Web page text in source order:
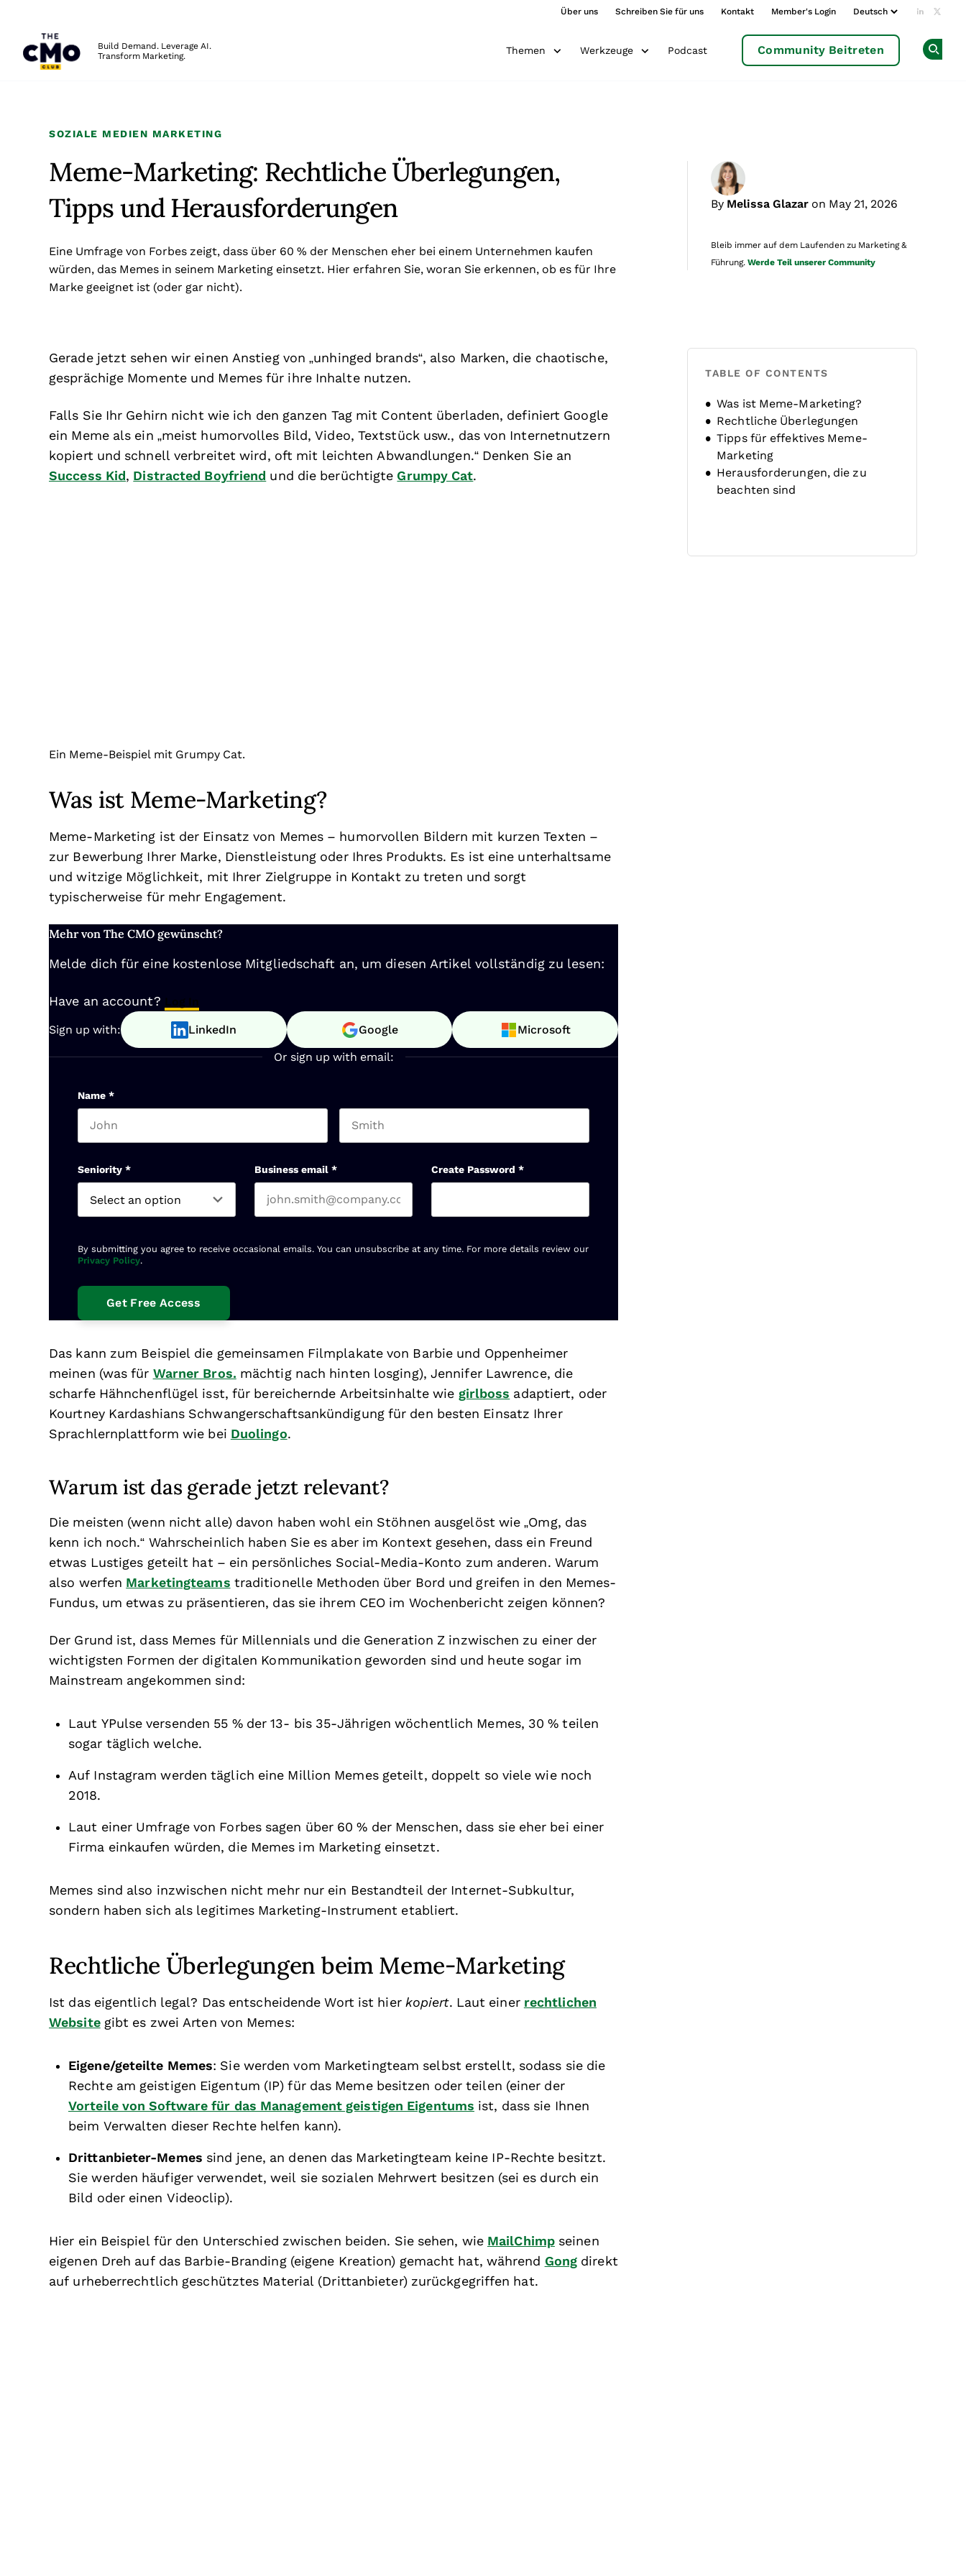
Über uns Schreiben Sie für uns Kontakt Member's Login Add us
Build Demand. Leverage AI.
Transform Marketing.
Themen Werkzeuge Podcast Community Beitreten
SOZIALE MEDIEN MARKETING
Meme-Marketing: Rechtliche Überlegungen,
Tipps und Herausforderungen
By Melissa Glazar on May 21, 2026
Bleib immer auf dem Laufenden zu Marketing &
Führung. Werde Teil unserer Community
Eine Umfrage von Forbes zeigt, dass über 60 % der Menschen eher bei einem Unternehmen kaufen
würden, das Memes in seinem Marketing einsetzt. Hier erfahren Sie, woran Sie erkennen, ob es für Ihre
Marke geeignet ist (oder gar nicht).
Gerade jetzt sehen wir einen Anstieg von „unhinged brands“, also Marken, die chaotische,
gesprächige Momente und Memes für ihre Inhalte nutzen.
Falls Sie Ihr Gehirn nicht wie ich den ganzen Tag mit Content überladen, definiert Google
ein Meme als ein „meist humorvolles Bild, Video, Textstück usw., das von Internetnutzern
kopiert und schnell verbreitet wird, oft mit leichten Abwandlungen.“ Denken Sie an
Success Kid , Distracted Boyfriend und die berüchtigte Grumpy Cat.
Ein Meme-Beispiel mit Grumpy Cat.
Was ist Meme-Marketing?
Meme-Marketing ist der Einsatz von Memes – humorvollen Bildern mit kurzen Texten –
zur Bewerbung Ihrer Marke, Dienstleistung oder Ihres Produkts. Es ist eine unterhaltsame
und witzige Möglichkeit, mit Ihrer Zielgruppe in Kontakt zu treten und sorgt
typischerweise für mehr Engagement.
Mehr von The CMO gewünscht?
Melde dich für eine kostenlose Mitgliedschaft an, um diesen Artikel vollständig zu lesen:
Have an account? Log In
Sign up with: LinkedIn Google Microsoft
Or sign up with email:
Name *
Seniority * Business email * Create Password *
By submitting you agree to receive occasional emails. You can unsubscribe at any time. For more details review our
Privacy Policy.
Das kann zum Beispiel die gemeinsamen Filmplakate von Barbie und Oppenheimer
meinen (was für Warner Bros. mächtig nach hinten losging), Jennifer Lawrence, die
scharfe Hähnchenflügel isst, für bereichernde Arbeitsinhalte wie girlboss adaptiert, oder
Kourtney Kardashians Schwangerschaftsankündigung für den besten Einsatz Ihrer
Sprachlernplattform wie bei Duolingo.
Warum ist das gerade jetzt relevant?
Die meisten (wenn nicht alle) davon haben wohl ein Stöhnen ausgelöst wie „Omg, das
kenn ich noch.“ Wahrscheinlich haben Sie es aber im Kontext gesehen, dass ein Freund
etwas Lustiges geteilt hat – ein persönliches Social-Media-Konto zum anderen. Warum
also werfen Marketingteams traditionelle Methoden über Bord und greifen in den Memes-
Fundus, um etwas zu präsentieren, das sie ihrem CEO im Wochenbericht zeigen können?
Der Grund ist, dass Memes für Millennials und die Generation Z inzwischen zu einer der
wichtigsten Formen der digitalen Kommunikation geworden sind und heute sogar im
Mainstream angekommen sind:
Laut YPulse versenden 55 % der 13- bis 35-Jährigen wöchentlich Memes, 30 % teilen
sogar täglich welche.
Auf Instagram werden täglich eine Million Memes geteilt, doppelt so viele wie noch
2018.
Laut einer Umfrage von Forbes sagen über 60 % der Menschen, dass sie eher bei einer
Firma einkaufen würden, die Memes im Marketing einsetzt.
Memes sind also inzwischen nicht mehr nur ein Bestandteil der Internet-Subkultur,
sondern haben sich als legitimes Marketing-Instrument etabliert.
Rechtliche Überlegungen beim Meme-Marketing
Ist das eigentlich legal? Das entscheidende Wort ist hier kopiert. Laut einer rechtlichen
Websitegibt es zwei Arten von Memes:
Eigene/geteilte Memes: Sie werden vom Marketingteam selbst erstellt, sodass sie die
Rechte am geistigen Eigentum (IP) für das Meme besitzen oder teilen (einer der
Vorteile von Software für das Management geistigen Eigentums ist, dass sie Ihnen
beim Verwalten dieser Rechte helfen kann).
Drittanbieter-Memes sind jene, an denen das Marketingteam keine IP-Rechte besitzt.
Sie werden häufiger verwendet, weil sie sozialen Mehrwert besitzen (sei es durch ein
Bild oder einen Videoclip).
Hier ein Beispiel für den Unterschied zwischen beiden. Sie sehen, wie MailChimpseinen
eigenen Dreh auf das Barbie-Branding (eigene Kreation) gemacht hat, während Gong direkt
auf urheberrechtlich geschütztes Material (Drittanbieter) zurückgegriffen hat.
TABLE OF CONTENTS
Was ist Meme-Marketing?
Rechtliche Überlegungen
Tipps für effektives Meme-
Marketing
Herausforderungen, die zu
beachten sind